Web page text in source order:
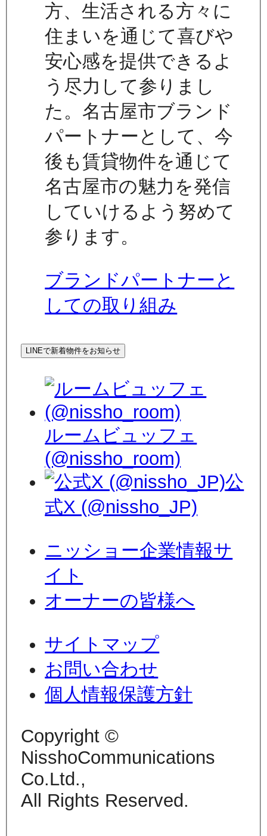
方、生活される方々に
住まいを通じて喜びや
安心感を提供できるよ
う尽力して参りまし
た。名古屋市ブランド
パートナーとして、今
後も賃貸物件を通じて
名古屋市の魅力を発信
していけるよう努めて
参ります。
ブランドパートナーと
しての取り組み
LINEで新着物件をお知らせ
ルームビュッフェ
(@nissho_room)
公
式X (@nissho_JP)
ニッショー企業情報サ
イト
オーナーの皆様へ
サイトマップ
お問い合わせ
個人情報保護方針
Copyright ©
NisshoCommunications
Co.Ltd.,
All Rights Reserved.